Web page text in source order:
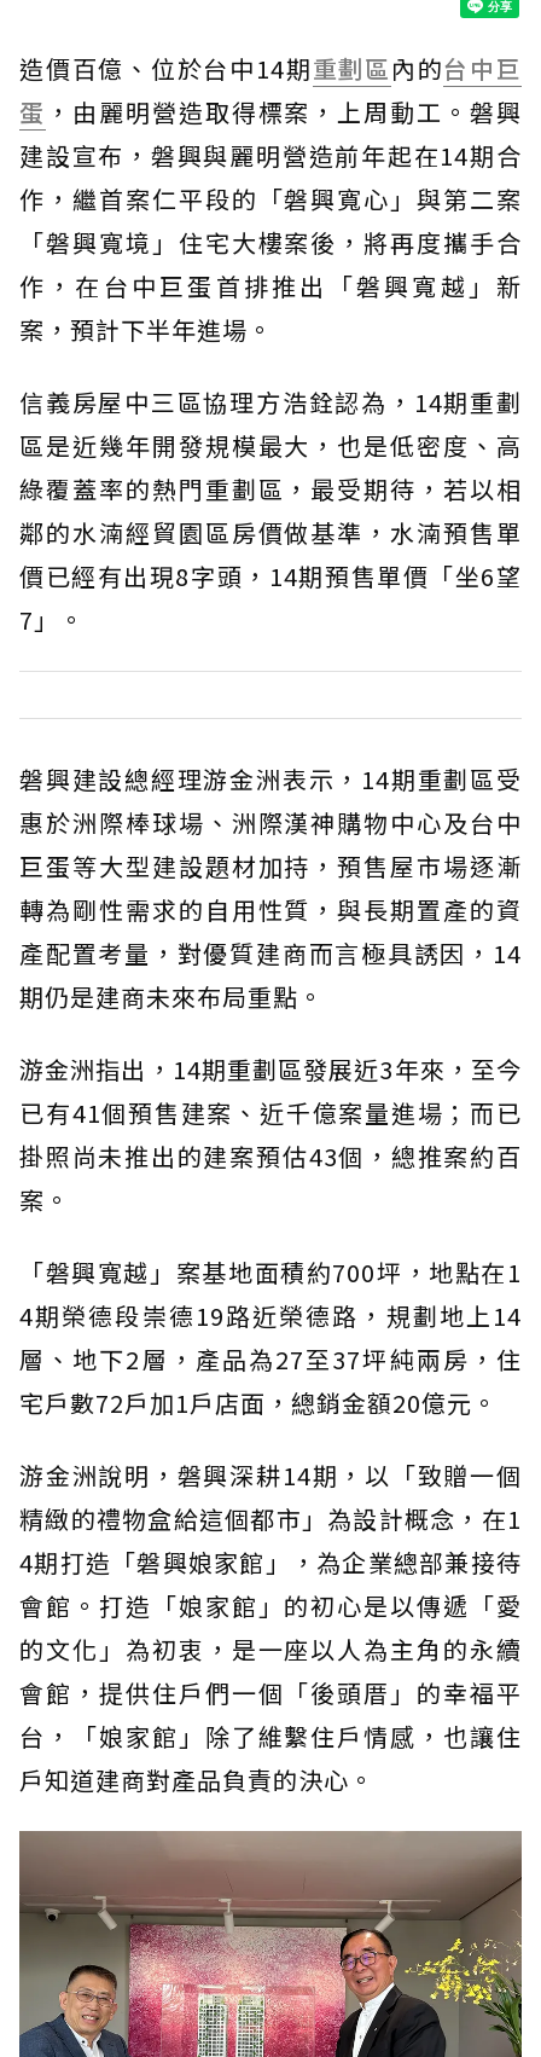
造價百億、位於台中14期重劃區內的台中巨
蛋 ，由麗明營造取得標案，上周動工。磐興
建設宣布，磐興與麗明營造前年起在14期合
作，繼首案仁平段的「磐興寬心」與第二案
「磐興寬境」住宅大樓案後，將再度攜手合
作，在台中巨蛋首排推出「磐興寬越」新
案，預計下半年進場。
信義房屋中三區協理方浩銓認為，14期重劃
區是近幾年開發規模最大，也是低密度、高
綠覆蓋率的熱門重劃區，最受期待，若以相
鄰的水湳經貿園區房價做基準，水湳預售單
價已經有出現8字頭，14期預售單價「坐6望
7」。
磐興建設總經理游金洲表示，14期重劃區受
惠於洲際棒球場、洲際漢神購物中心及台中
巨蛋等大型建設題材加持，預售屋市場逐漸
轉為剛性需求的自用性質，與長期置產的資
產配置考量，對優質建商而言極具誘因，14
期仍是建商未來布局重點。
游金洲指出，14期重劃區發展近3年來，至今
已有41個預售建案、近千億案量進場；而已
掛照尚未推出的建案預估43個，總推案約百
案。
「磐興寬越」案基地面積約700坪，地點在1
4期榮德段崇德19路近榮德路，規劃地上14
層、地下2層，產品為27至37坪純兩房，住
宅戶數72戶加1戶店面，總銷金額20億元。
游金洲說明，磐興深耕14期，以「致贈一個
精緻的禮物盒給這個都市」為設計概念，在1
4期打造「磐興娘家館」，為企業總部兼接待
會館。打造「娘家館」的初心是以傳遞「愛
的文化」為初衷，是一座以人為主角的永續
會館，提供住戶們一個「後頭厝」的幸福平
台，「娘家館」除了維繫住戶情感，也讓住
戶知道建商對產品負責的決心。